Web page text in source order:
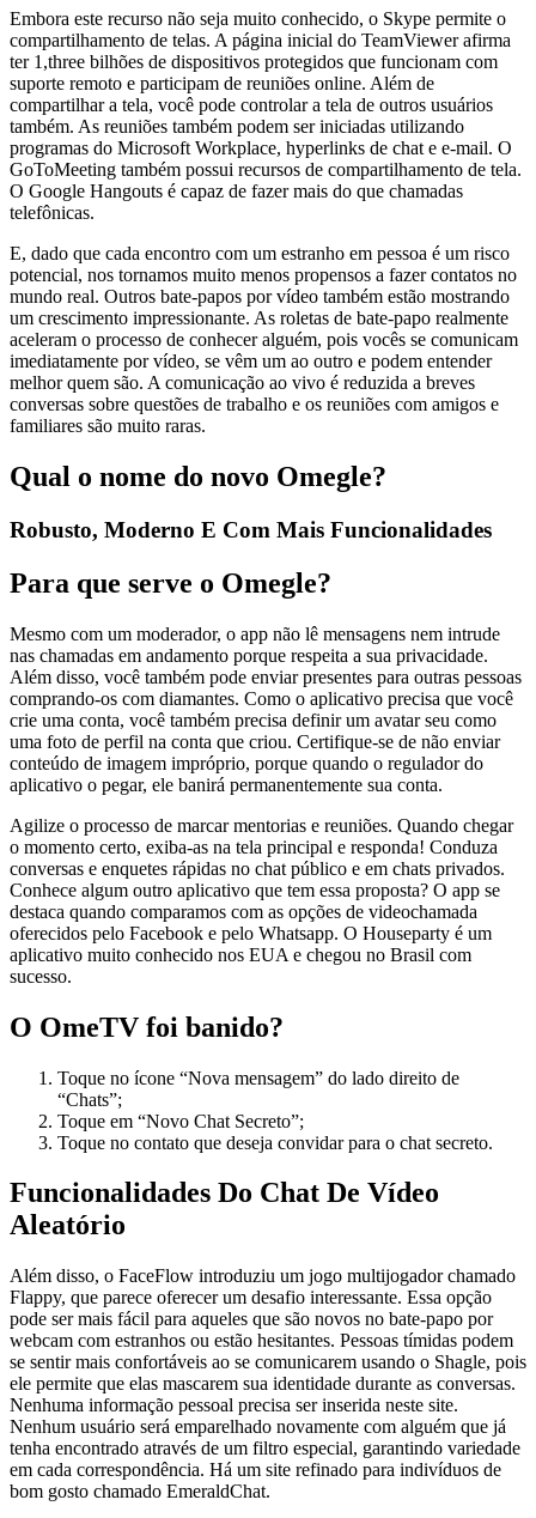
Embora este recurso não seja muito conhecido, o Skype permite o
compartilhamento de telas. A página inicial do TeamViewer afirma
ter 1,three bilhões de dispositivos protegidos que funcionam com
suporte remoto e participam de reuniões online. Além de
compartilhar a tela, você pode controlar a tela de outros usuários
também. As reuniões também podem ser iniciadas utilizando
programas do Microsoft Workplace, hyperlinks de chat e e-mail. O
GoToMeeting também possui recursos de compartilhamento de tela.
O Google Hangouts é capaz de fazer mais do que chamadas
telefônicas.
E, dado que cada encontro com um estranho em pessoa é um risco
potencial, nos tornamos muito menos propensos a fazer contatos no
mundo real. Outros bate-papos por vídeo também estão mostrando
um crescimento impressionante. As roletas de bate-papo realmente
aceleram o processo de conhecer alguém, pois vocês se comunicam
imediatamente por vídeo, se vêm um ao outro e podem entender
melhor quem são. A comunicação ao vivo é reduzida a breves
conversas sobre questões de trabalho e os reuniões com amigos e
familiares são muito raras.
Qual o nome do novo Omegle?
Robusto, Moderno E Com Mais Funcionalidades
Para que serve o Omegle?
Mesmo com um moderador, o app não lê mensagens nem intrude
nas chamadas em andamento porque respeita a sua privacidade.
Além disso, você também pode enviar presentes para outras pessoas
comprando-os com diamantes. Como o aplicativo precisa que você
crie uma conta, você também precisa definir um avatar seu como
uma foto de perfil na conta que criou. Certifique-se de não enviar
conteúdo de imagem impróprio, porque quando o regulador do
aplicativo o pegar, ele banirá permanentemente sua conta.
Agilize o processo de marcar mentorias e reuniões. Quando chegar
o momento certo, exiba-as na tela principal e responda! Conduza
conversas e enquetes rápidas no chat público e em chats privados.
Conhece algum outro aplicativo que tem essa proposta? O app se
destaca quando comparamos com as opções de videochamada
oferecidos pelo Facebook e pelo Whatsapp. O Houseparty é um
aplicativo muito conhecido nos EUA e chegou no Brasil com
sucesso.
O OmeTV foi banido?
Toque no ícone “Nova mensagem” do lado direito de
“Chats”;
Toque em “Novo Chat Secreto”;
Toque no contato que deseja convidar para o chat secreto.
Funcionalidades Do Chat De Vídeo
Aleatório
Além disso, o FaceFlow introduziu um jogo multijogador chamado
Flappy, que parece oferecer um desafio interessante. Essa opção
pode ser mais fácil para aqueles que são novos no bate-papo por
webcam com estranhos ou estão hesitantes. Pessoas tímidas podem
se sentir mais confortáveis ao se comunicarem usando o Shagle, pois
ele permite que elas mascarem sua identidade durante as conversas.
Nenhuma informação pessoal precisa ser inserida neste site.
Nenhum usuário será emparelhado novamente com alguém que já
tenha encontrado através de um filtro especial, garantindo variedade
em cada correspondência. Há um site refinado para indivíduos de
bom gosto chamado EmeraldChat.